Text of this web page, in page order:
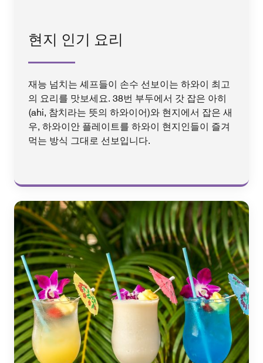
현지 인기 요리
재능 넘치는 셰프들이 손수 선보이는 하와이 최고
의 요리를 맛보세요. 38번 부두에서 갓 잡은 아히
(ahi, 참치라는 뜻의 하와이어)와 현지에서 잡은 새
우, 하와이안 플레이트를 하와이 현지인들이 즐겨
먹는 방식 그대로 선보입니다.